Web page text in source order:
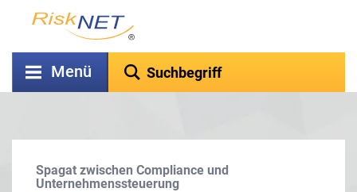
Menü
Spagat zwischen Compliance und
Unternehmenssteuerung